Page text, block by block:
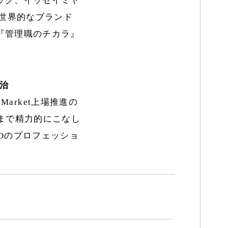
界的なブランド
理職のチカラ』
上場推進の
で精力的にこなし
プロフェッショ